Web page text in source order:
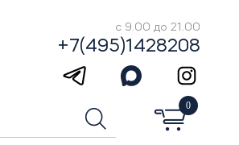
с 9.00 до 21.00
+7(495)1428208
0